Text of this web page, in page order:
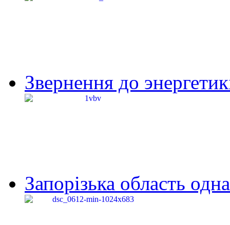
Звернення до
Запорізька область